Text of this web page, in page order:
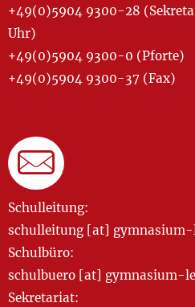
+49(0)5904 9300-28
Uhr)
+49(0)5904 9300-0 (Pforte)
+49(0)5904 9300-37 (Fax)
Schulleitung:
schulleitung [at]
Schulbüro:
schulbuero [at] gymnasium-
Sekretariat: